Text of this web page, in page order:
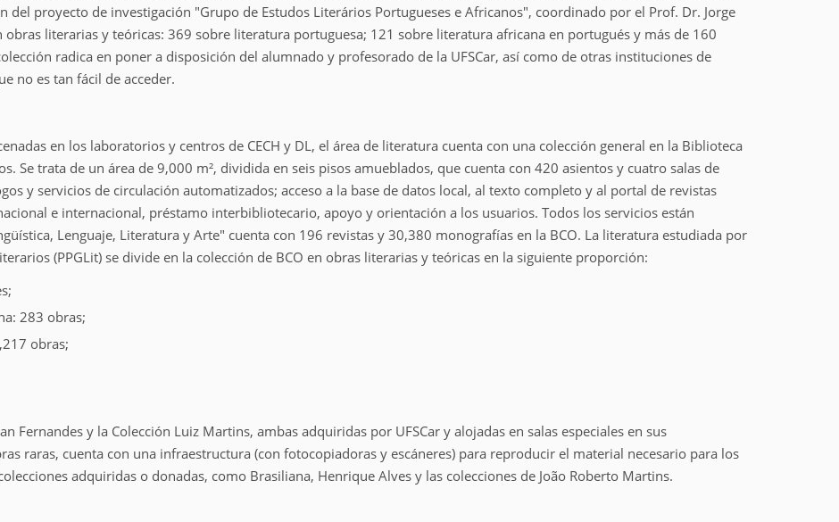
proyecto de investigación "Grupo de Estudos Literários Portugueses e Africanos", coordinado por el Prof. Dr. Jorge
obras literarias y teóricas: 369 sobre literatura portuguesa; 121 sobre literatura africana en portugués y más de 160
radica en poner a disposición del alumnado y profesorado de la UFSCar, así como de otras instituciones de
no es tan fácil de acceder.
en los laboratorios y centros de CECH y DL, el área de literatura cuenta con una colección general en la Biblioteca
Se trata de un área de 9,000 m², dividida en seis pisos amueblados, que cuenta con 420 asientos y cuatro salas de
y servicios de circulación automatizados; acceso a la base de datos local, al texto completo y al portal de revistas
e internacional, préstamo interbibliotecario, apoyo y orientación a los usuarios. Todos los servicios están
Lenguaje, Literatura y Arte" cuenta con 196 revistas y 30,380 monografías en la BCO. La literatura estudiada por
(PPGLit) se divide en la colección de BCO en obras literarias y teóricas en la siguiente proporción:
283 obras;
obras;
Fernandes y la Colección Luiz Martins, ambas adquiridas por UFSCar y alojadas en salas especiales en sus
raras, cuenta con una infraestructura (con fotocopiadoras y escáneres) para reproducir el material necesario para los
adquiridas o donadas, como Brasiliana, Henrique Alves y las colecciones de João Roberto Martins.